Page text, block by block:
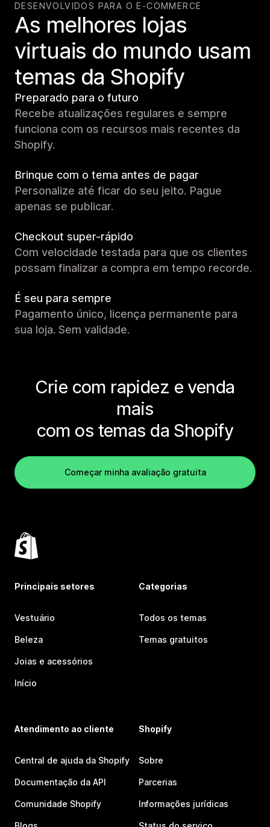
DESENVOLVIDOS PARA O E-COMMERCE
As melhores lojas
virtuais do mundo usam
temas da Shopify
Preparado para o futuro
Recebe atualizações regulares e sempre
funciona com os recursos mais recentes da
Shopify.
Brinque com o tema antes de pagar
Personalize até ficar do seu jeito. Pague
apenas se publicar.
Checkout super-rápido
Com velocidade testada para que os clientes
possam finalizar a compra em tempo recorde.
É seu para sempre
Pagamento único, licença permanente para
sua loja. Sem validade.
Crie com rapidez e venda
mais
com os temas da Shopify
Começar minha avaliação gratuita
Principais setores
Vestuário
Beleza
Joias e acessórios
Início
Categorias
Todos os temas
Temas gratuitos
Atendimento ao cliente
Central de ajuda da Shopify
Documentação da API
Comunidade Shopify
Shopify
Sobre
Parcerias
Informações jurídicas